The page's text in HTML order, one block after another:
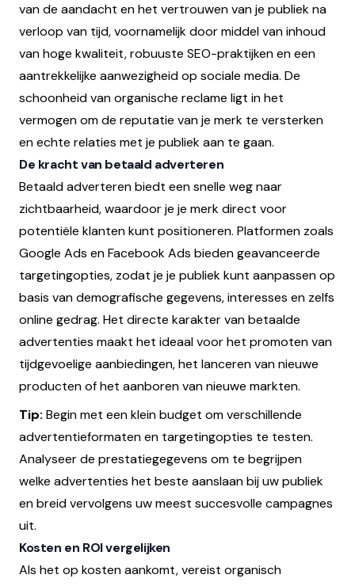
van de aandacht en het vertrouwen van je publiek na
verloop van tijd, voornamelijk door middel van inhoud
van hoge kwaliteit, robuuste SEO-praktijken en een
aantrekkelijke aanwezigheid op sociale media. De
schoonheid van organische reclame ligt in het
vermogen om de reputatie van je merk te versterken
en echte relaties met je publiek aan te gaan.
De kracht van betaald adverteren
Betaald adverteren biedt een snelle weg naar
zichtbaarheid, waardoor je je merk direct voor
potentiële klanten kunt positioneren. Platformen zoals
Google Ads en Facebook Ads bieden geavanceerde
targetingopties, zodat je je publiek kunt aanpassen op
basis van demografische gegevens, interesses en zelfs
online gedrag. Het directe karakter van betaalde
advertenties maakt het ideaal voor het promoten van
tijdgevoelige aanbiedingen, het lanceren van nieuwe
producten of het aanboren van nieuwe markten.
Tip: Begin met een klein budget om verschillende
advertentieformaten en targetingopties te testen.
Analyseer de prestatiegegevens om te begrijpen
welke advertenties het beste aanslaan bij uw publiek
en breid vervolgens uw meest succesvolle campagnes
uit.
Kosten en ROI vergelijken
Als het op kosten aankomt, vereist organisch